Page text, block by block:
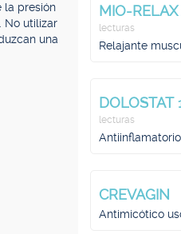
la presión
No utilizar
una
MIO-
lecturas
Relajante
DOLOSTAT
lecturas
CREVAGIN
Antimicótico